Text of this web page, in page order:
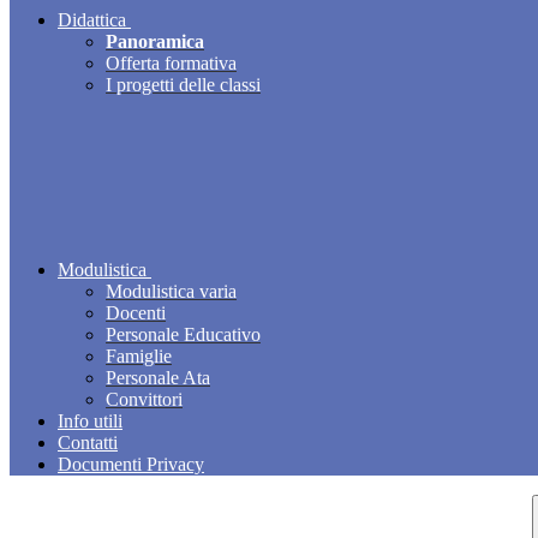
Didattica
Panoramica
Offerta formativa
I progetti delle classi
Modulistica
Modulistica varia
Docenti
Personale Educativo
Famiglie
Personale Ata
Convittori
Info utili
Contatti
Documenti Privacy